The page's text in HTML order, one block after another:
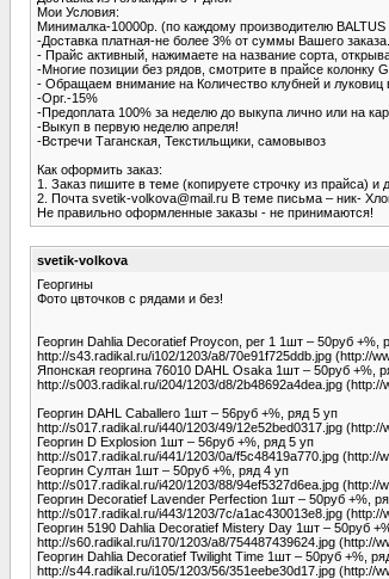
Мои Условия:
Минималка-10000р. (по каждому производителю BALTUS
-Доставка платная-не более 3% от суммы Вашего заказа.
- Прайс активный, нажимаете на название сорта,
-Многие позиции без рядов, смотрите в прайсе колонку
- Обращаем внимание на Количество клубней и луковиц
-Орг.-15%
-Предоплата 100% за неделю до выкупа лично или на
-Выкуп в первую неделю апреля!
-Встречи Таганская, Текстильщики, самовывоз
Как оформить заказ:
1. Заказ пишите в теме (копируете строчку из прайса)
2. Почта svetik-volkova@mail.ru В теме письма – ник-
Не правильно оформленные заказы - не принимаются!
svetik-volkova
Георгины
Фото цвточков с рядами и без!
Георгин Dahlia Decoratief Proycon, per 1 1шт – 50руб +%,
http://s43.radikal.ru/i102/1203/a8/70e91f725ddb.jpg (http://
Японская георгина 76010 DAHL Osaka 1шт – 50руб +%,
http://s003.radikal.ru/i204/1203/d8/2b48692a4dea.jpg (http://
Георгин DAHL Caballero 1шт – 56руб +%, ряд 5 уп
http://s017.radikal.ru/i440/1203/49/12e52bed0317.jpg (http://
Георгин D Explosion 1шт – 56руб +%, ряд 5 уп
http://s017.radikal.ru/i441/1203/0a/f5c48419a770.jpg (http://
Георгин Султан 1шт – 50руб +%, ряд 4 уп
http://s017.radikal.ru/i420/1203/88/94ef5327d6ea.jpg (http://
Георгин Decoratief Lavender Perfection 1шт – 50руб +%,
http://s017.radikal.ru/i443/1203/7c/a1ac430013e8.jpg (http://
Георгин 5190 Dahlia Decoratief Mistery Day 1шт – 50руб
http://s60.radikal.ru/i170/1203/a8/754487439624.jpg (http://
Георгин Dahlia Decoratief Twilight Time 1шт – 50руб +%,
http://s44.radikal.ru/i105/1203/56/351eebe30d17.jpg (http://